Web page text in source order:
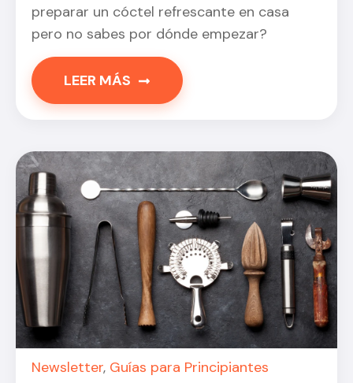
preparar un cóctel refrescante en casa
pero no sabes por dónde empezar?
LEER MÁS
Newsletter, Guías para Principiantes